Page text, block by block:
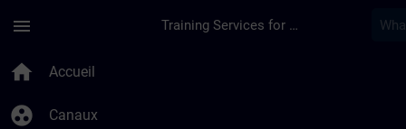
menu Training Services for Digital Industries
home Accueil
group_work Canaux